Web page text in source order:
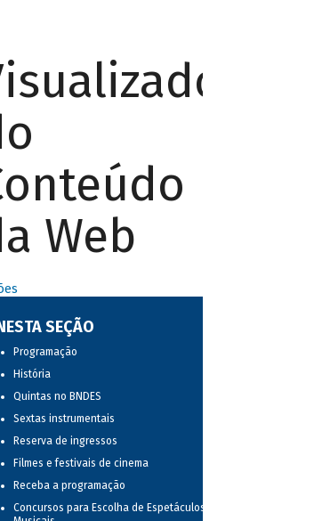
Web
SEÇÃO
Programação
História
Quintas no BNDES
Sextas instrumentais
Reserva de ingressos
Filmes e festivais de cinema
Receba a programação
Concursos para Escolha de Espetáculos